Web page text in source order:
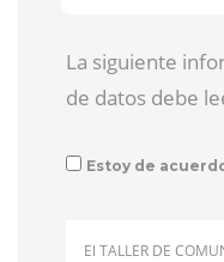
La siguiente
de datos debe
Estoy de
El TALLER DE